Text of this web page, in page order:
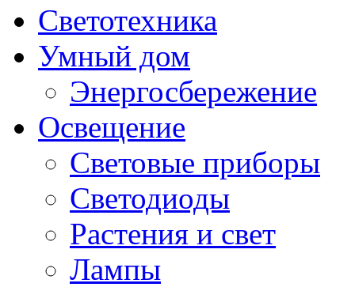
Светотехника
Умный дом
Энергосбережение
Освещение
Световые приборы
Светодиоды
Растения и свет
Лампы